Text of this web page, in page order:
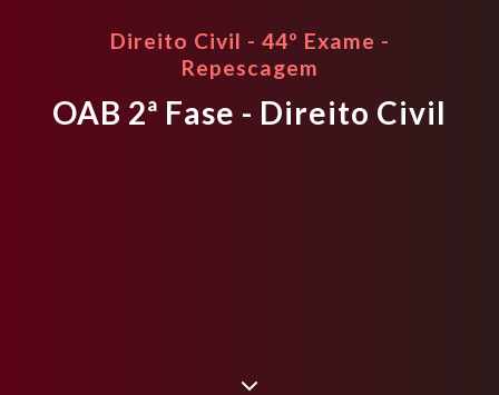
Direito Civil - 44º Exame -
Repescagem
OAB 2ª Fase - Direito Civil